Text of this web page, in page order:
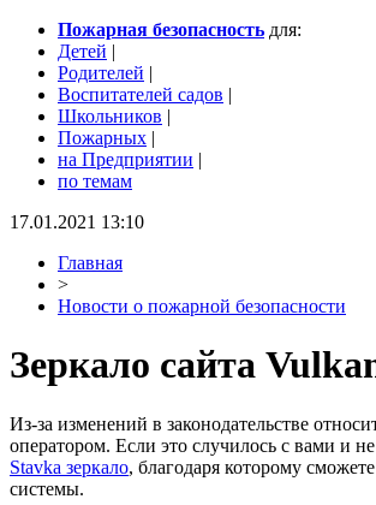
Пожарная безопасность для:
Детей |
Родителей |
Воспитателей садов |
Школьников |
Пожарных |
на Предприятии |
по темам
17.01.2021 13:10
Главная
>
Новости о пожарной безопасности
Зеркало сайта
Из-за изменений в законодательстве
оператором. Если это случилось с вами и
Stavka зеркало, благодаря которому
системы.